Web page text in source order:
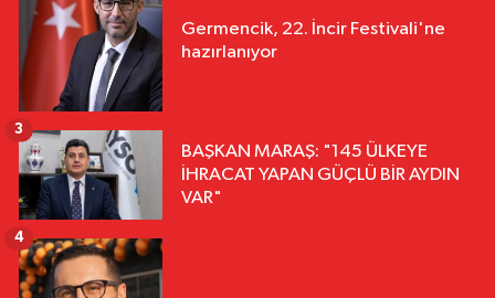
Germencik, 22. İncir Festivali'ne
hazırlanıyor
BAŞKAN MARAŞ: "145 ÜLKEYE
İHRACAT YAPAN GÜÇLÜ BİR AYDIN
VAR"
3
4